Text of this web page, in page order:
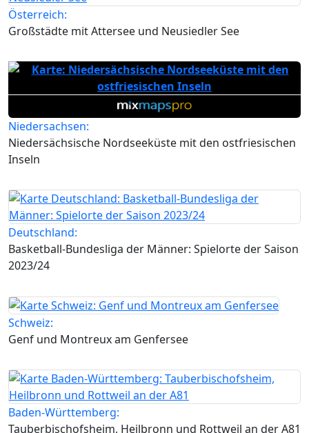
Österreich:
Großstädte mit Attersee und Neusiedler See
Niedersachsen:
Niedersächsische Nordseeküste mit den ostfriesischen
Inseln
Deutschland:
Basketball-Bundesliga der Männer: Spielorte der Saison
2023/24
Schweiz:
Genf und Montreux am Genfersee
Baden-Württemberg:
Tauberbischofsheim, Heilbronn und Rottweil an der A81